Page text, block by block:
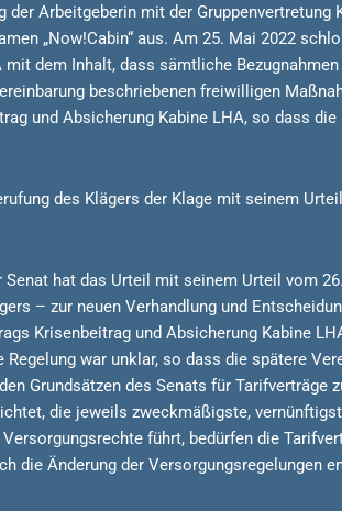
Arbeitgeberin mit der Gruppenvertretung
„Now!Cabin“ aus. Am 25. Mai 2022
dem Inhalt, dass sämtliche
beschriebenen freiwilligen
und Absicherung Kabine LHA, so dass
des Klägers der Klage mit seinem
hat das Urteil mit seinem Urteil vom
– zur neuen Verhandlung und
Krisenbeitrag und Absicherung Kabine
war unklar, so dass die spätere
Grundsätzen des Senats für Tarifverträge
die jeweils zweckmäßigste,
führt, bedürfen die
die Änderung der Versorgungsregelungen